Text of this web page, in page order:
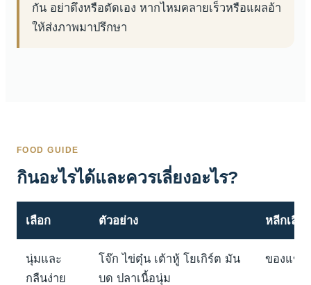
กัน อย่าดึงหรือตัดเอง หากไหมคลายเร็วหรือแผลอ้า
ให้ส่งภาพมาปรึกษา
FOOD GUIDE
กินอะไรได้และควรเลี่ยงอะไร?
เลือก ตัวอย่าง หลีกเลี่ยง
นุ่มและ
กลืนง่าย
โจ๊ก ไข่ตุ๋น เต้าหู้ โยเกิร์ต มัน
บด ปลาเนื้อนุ่ม
ของแข็ง